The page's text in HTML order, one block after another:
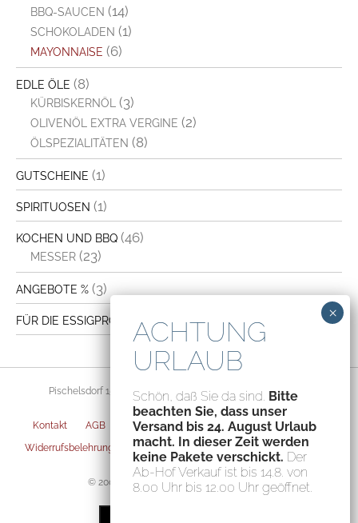
BBQ-SAUCEN (14)
SCHOKOLADEN (1)
MAYONNAISE (6)
EDLE ÖLE (8)
KÜRBISKERNÖL (3)
OLIVENÖL EXTRA VERGINE (2)
ÖLSPEZIALITÄTEN (8)
GUTSCHEINE (1)
SPIRITUOSEN (1)
KOCHEN UND BBQ (46)
MESSER (23)
ANGEBOTE % (3)
FÜR DIE ESSIGPRODUKTION (4)
Pischelsdorf 156, 8212 Pischelsdorf, Austria – ATU70094435
Kontakt AGB Datenschutz Impressum
Versandarten
Widerrufsbelehrung
Zahlungsarten Privatsphäre-Einstellungen
© 2004-2026 Fischerauer Feinstes GmbH
Schön, daß Sie da sind. Bitte
beachten Sie, dass unser
Versand bis 24. August Urlaub
macht. In dieser Zeit werden
keine Pakete verschickt. Der
Ab-Hof Verkauf ist bis 14.8. von
8.00 Uhr bis 12.00 Uhr geöffnet.